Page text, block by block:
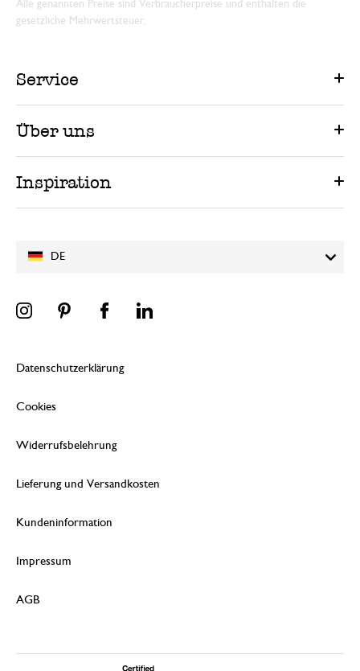
DE
Alle genannten Preise sind Verbraucherpreise und enthalten die
gesetzliche Mehrwertsteuer.
Service
Über uns
Inspiration
Datenschutzerklärung
Cookies
Widerrufsbelehrung
Lieferung und Versandkosten
Kundeninformation
Impressum
AGB